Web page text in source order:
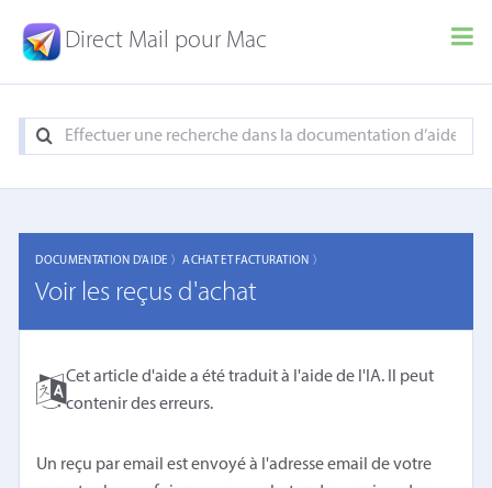
Direct Mail pour Mac
DOCUMENTATION D'AIDE 〉ACHAT ET FACTURATION 〉
Voir les reçus d'achat
Cet article d'aide a été traduit à l'aide de l'IA. Il peut
contenir des erreurs.
Un reçu par email est envoyé à l'adresse email de votre